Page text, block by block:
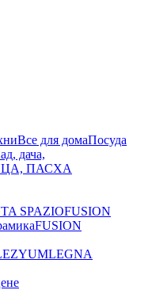
Все для домаПосуда
дача,
ПАСХА
SPAZIOFUSION
FUSION
LEGNA